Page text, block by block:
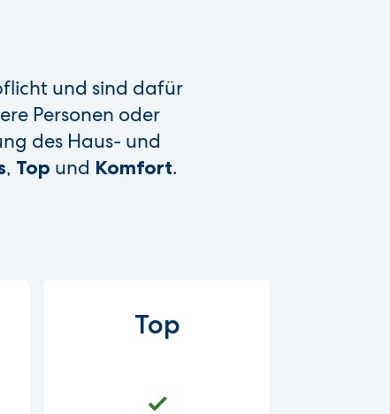
und sind dafür
Personen oder
des Haus- und
, Top und Komfort.
Top